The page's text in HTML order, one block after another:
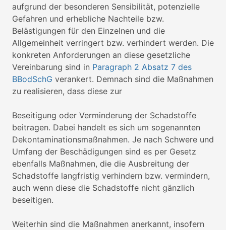
aufgrund der besonderen Sensibilität, potenzielle
Gefahren und erhebliche Nachteile bzw.
Belästigungen für den Einzelnen und die
Allgemeinheit verringert bzw. verhindert werden. Die
konkreten Anforderungen an diese gesetzliche
Vereinbarung sind in Paragraph 2 Absatz 7 des
BBodSchG verankert. Demnach sind die Maßnahmen
zu realisieren, dass diese zur
Beseitigung oder Verminderung der Schadstoffe
beitragen. Dabei handelt es sich um sogenannten
Dekontaminationsmaßnahmen. Je nach Schwere und
Umfang der Beschädigungen sind es per Gesetz
ebenfalls Maßnahmen, die die Ausbreitung der
Schadstoffe langfristig verhindern bzw. vermindern,
auch wenn diese die Schadstoffe nicht gänzlich
beseitigen.
Weiterhin sind die Maßnahmen anerkannt, insofern